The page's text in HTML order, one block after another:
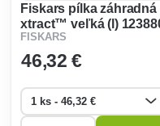
Fiskars pílka záhradná
xtract™ veľká (l)
FISKARS
46,32 €